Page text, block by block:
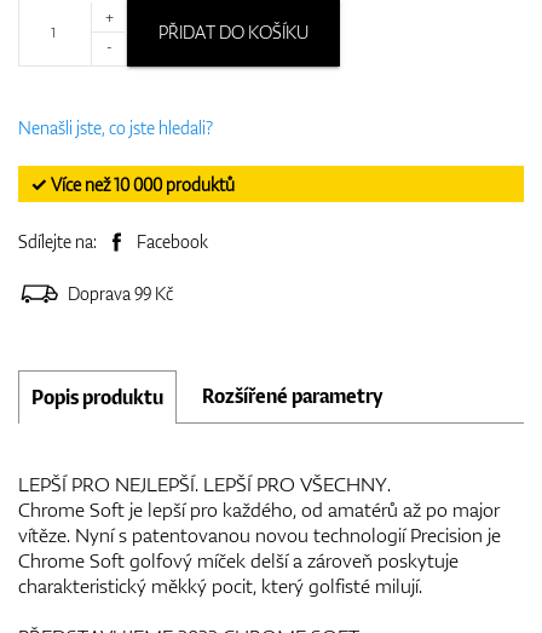
+
-
PŘIDAT DO KOŠÍKU
Nenašli jste, co jste hledali?
✓ Více než 10 000 produktů
Sdílejte na: Facebook
Doprava 99 Kč
Popis produktu Rozšířené parametry
LEPŠÍ PRO NEJLEPŠÍ. LEPŠÍ PRO VŠECHNY.
Chrome Soft je lepší pro každého, od amatérů až po major
vítěze. Nyní s patentovanou novou technologií Precision je
Chrome Soft golfový míček delší a zároveň poskytuje
charakteristický měkký pocit, který golfisté milují.